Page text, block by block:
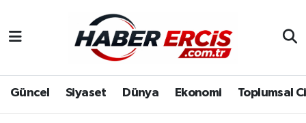
Güncel Siyaset Dünya Ekonomi Toplumsal